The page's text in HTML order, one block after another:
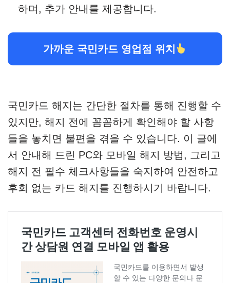
하며, 추가 안내를 제공합니다.
가까운 국민카드 영업점 위치
국민카드 해지는 간단한 절차를 통해 진행할 수
있지만, 해지 전에 꼼꼼하게 확인해야 할 사항
들을 놓치면 불편을 겪을 수 있습니다. 이 글에
서 안내해 드린 PC와 모바일 해지 방법, 그리고
해지 전 필수 체크사항들을 숙지하여 안전하고
후회 없는 카드 해지를 진행하시기 바랍니다.